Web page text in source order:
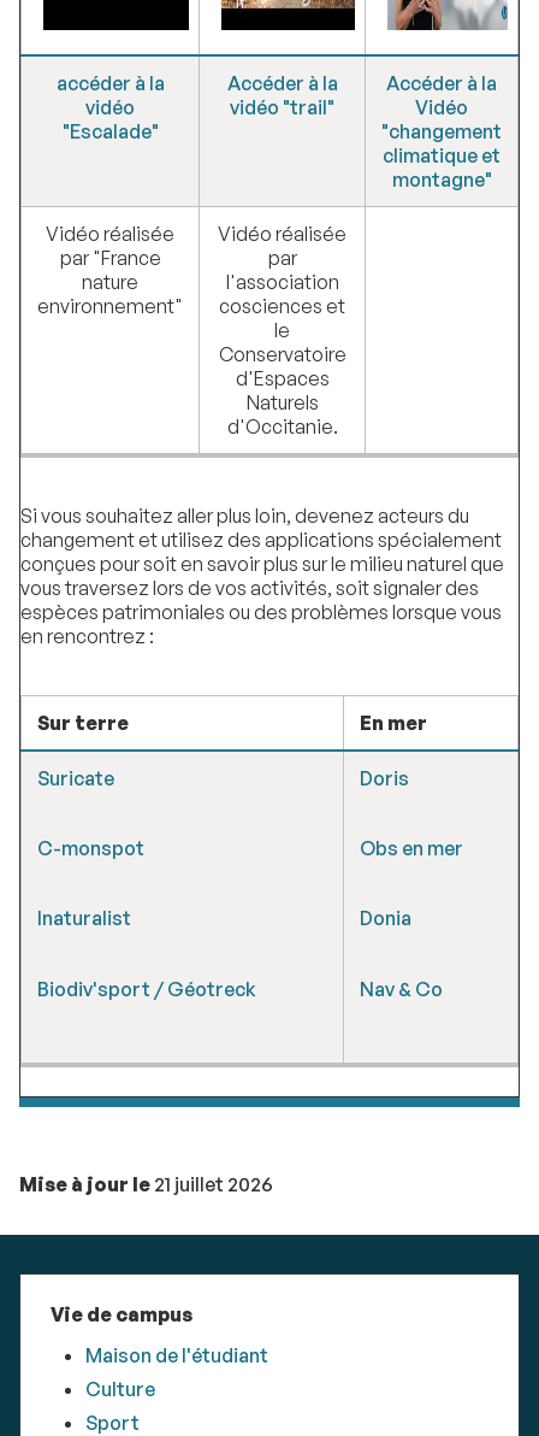
accéder à la
vidéo
"Escalade"
Accéder à la
vidéo "trail"
Accéder à la
Vidéo
"changement
climatique et
montagne"
Vidéo réalisée
par "France
nature
environnement"
Vidéo réalisée
par
l'association
cosciences et
le
Conservatoire
d'Espaces
Naturels
d'Occitanie.
Si vous souhaitez aller plus loin, devenez acteurs du
changement et utilisez des applications spécialement
conçues pour soit en savoir plus sur le milieu naturel que
vous traversez lors de vos activités, soit signaler des
espèces patrimoniales ou des problèmes lorsque vous
en rencontrez :
Sur terre En mer
Suricate
C-monspot
Inaturalist
Biodiv'sport / Géotreck
Doris
Obs en mer
Donia
Nav & Co
Mise à jour le 21 juillet 2026
Vie de campus
Maison de l'étudiant
Culture
Sport